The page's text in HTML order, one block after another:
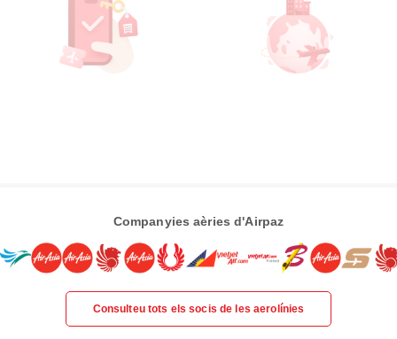
Companyies aèries d'Airpaz
Consulteu tots els socis de les aerolínies